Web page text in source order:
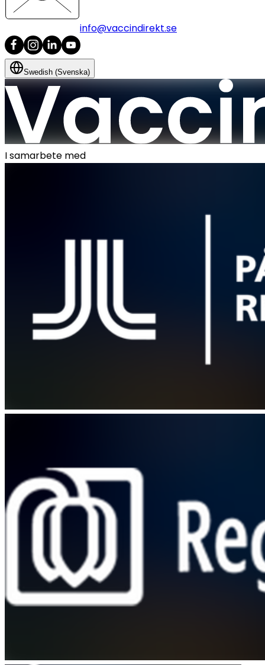
info@vaccindirekt.se
Swedish (Svenska)
I samarbete med